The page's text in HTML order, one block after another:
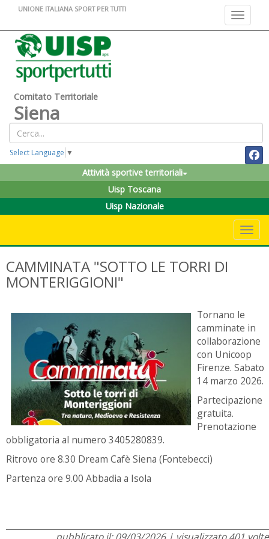
Toggle
UNIONE ITALIANA SPORT PER TUTTI
Comitato Territoriale
Siena
Select Language ▼
Attività sportive territoriali
Uisp Toscana
Uisp Nazionale
CAMMINATA "SOTTO LE TORRI DI
MONTERIGGIONI"
Tornano le
camminate in
collaborazione
con Unicoop
Firenze. Sabato
14 marzo 2026.
Partecipazione
gratuita.
Prenotazione
obbligatoria al numero 3405280839.
Ritrovo ore 8.30 Dream Cafè Siena (Fontebecci)
Partenza ore 9.00 Abbadia a Isola